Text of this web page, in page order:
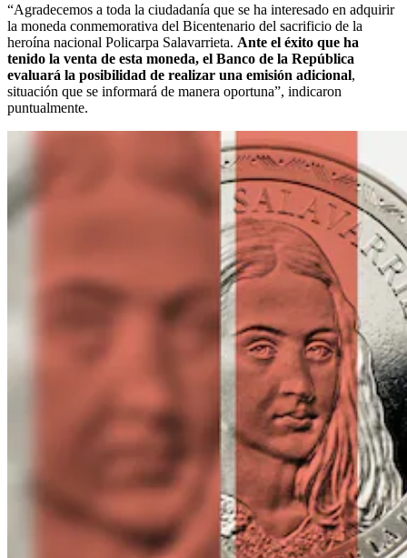
“Agradecemos a toda la ciudadanía que se ha interesado en adquirir
la moneda conmemorativa del Bicentenario del sacrificio de la
heroína nacional Policarpa Salavarrieta. Ante el éxito que ha
tenido la venta de esta moneda, el Banco de la República
evaluará la posibilidad de realizar una emisión adicional,
situación que se informará de manera oportuna”, indicaron
puntualmente.